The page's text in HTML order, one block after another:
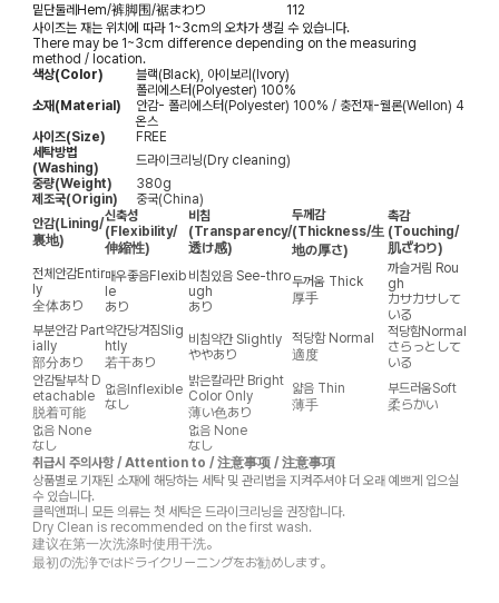
밑단둘레Hem/裤脚围/裾まわり
112
사이즈는 재는 위치에 따라 1~3cm의 오차가 생길 수 있습니다.
There may be 1~3cm difference depending on the measuring
method / location.
색상(Color)
블랙(Black), 아이보리(Ivory)
소재(Material)
폴리에스터(Polyester) 100%
안감- 폴리에스터(Polyester) 100% / 충전재-웰론(Wellon) 4
온스
사이즈(Size)
FREE
세탁방법
(Washing)
드라이크리닝(Dry cleaning)
중량(Weight)
380g
제조국(Origin)
중국(China)
안감(Lining/
裏地)
신축성
(Flexibility/
伸縮性)
비침
(Transparency/
透け感)
두께감
(Thickness/生
地の厚さ)
촉감
(Touching/
肌ざわり)
전체안감Entir
ly
全体あり
매우좋음Flexib
le
あり
비침있음 See-thro
ugh
あり
두꺼움 Thick
厚手
까슬거림 Rou
gh
カサカサして
いる
부분안감 Part
ially
部分あり
약간당겨짐Slig
htly
若干あり
비침약간 Slightly
ややあり
적당함 Normal
適度
적당함Normal
さらっとして
いる
안감탈부착 D
etachable
脱着可能
없음Inflexible
なし
밝은칼라만 Bright
Color Only
薄い色あり
얇음 Thin
薄手
부드러움Soft
柔らかい
없음 None
なし
없음 None
なし
취급시 주의사항 / Attention to / 注意事项 / 注意事項
상품별로 기재된 소재에 해당하는 세탁 및 관리법을 지켜주셔야 더 오래 예쁘게 입으실
수 있습니다.
클릭앤퍼니 모든 의류는 첫 세탁은 드라이크리닝을 권장합니다.
Dry Clean is recommended on the first wash.
建议在第一次洗涤时使用干洗。
最初の洗浄ではドライクリーニングをお勧めします。